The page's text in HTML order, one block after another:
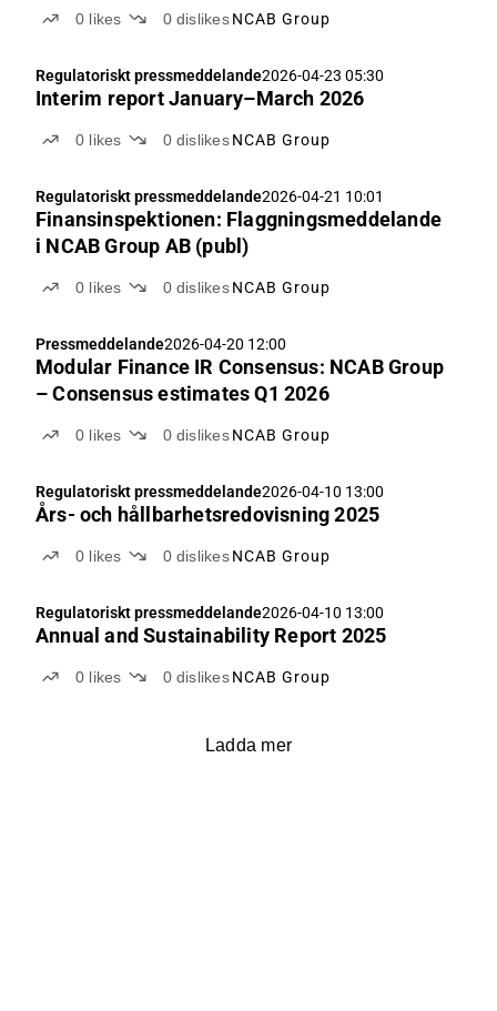
0 likes 0 dislikes NCAB Group
Regulatoriskt pressmeddelande2026-04-23 05:30
Interim report January–March 2026
0 likes 0 dislikes NCAB Group
Regulatoriskt pressmeddelande2026-04-21 10:01
Finansinspektionen: Flaggningsmeddelande
i NCAB Group AB (publ)
0 likes 0 dislikes NCAB Group
Pressmeddelande2026-04-20 12:00
Modular Finance IR Consensus: NCAB Group
– Consensus estimates Q1 2026
0 likes 0 dislikes NCAB Group
Regulatoriskt pressmeddelande2026-04-10 13:00
Års- och hållbarhetsredovisning 2025
0 likes 0 dislikes NCAB Group
Regulatoriskt pressmeddelande2026-04-10 13:00
Annual and Sustainability Report 2025
0 likes 0 dislikes NCAB Group
Ladda mer